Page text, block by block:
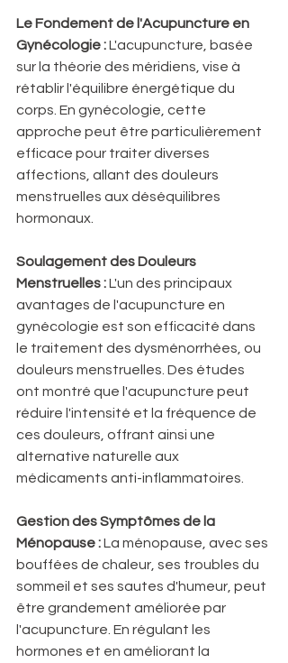
Le Fondement de l'Acupuncture en
Gynécologie : L'acupuncture, basée
sur la théorie des méridiens, vise à
rétablir l'équilibre énergétique du
corps. En gynécologie, cette
approche peut être particulièrement
efficace pour traiter diverses
affections, allant des douleurs
menstruelles aux déséquilibres
hormonaux.
Soulagement des Douleurs
Menstruelles : L'un des principaux
avantages de l'acupuncture en
gynécologie est son efficacité dans
le traitement des dysménorrhées, ou
douleurs menstruelles. Des études
ont montré que l'acupuncture peut
réduire l'intensité et la fréquence de
ces douleurs, offrant ainsi une
alternative naturelle aux
médicaments anti-inflammatoires.
Gestion des Symptômes de la
Ménopause : La ménopause, avec ses
bouffées de chaleur, ses troubles du
sommeil et ses sautes d'humeur, peut
être grandement améliorée par
l'acupuncture. En régulant les
hormones et en améliorant la